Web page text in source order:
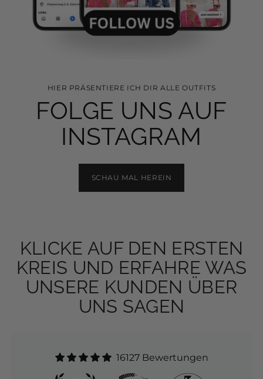
HIER PRÄSENTIERE ICH DIR ALLE OUTFITS
FOLGE UNS AUF
INSTAGRAM
SCHAU MAL HEREIN
KLICKE AUF DEN ERSTEN
KREIS UND ERFAHRE WAS
UNSERE KUNDEN ÜBER
UNS SAGEN
16127 Bewertungen